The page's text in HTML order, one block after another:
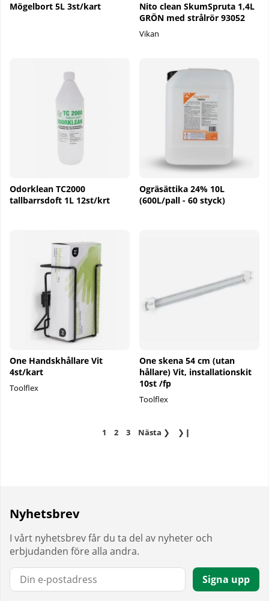
Mögelbort 5L 3st/kart
Nito clean SkumSpruta 1,4L
GRÖN med strålrör 93052
Vikan
Odorklean TC2000
tallbarrsdoft 1L 12st/krt
Ogräsättika 24% 10L
(600L/pall - 60 styck)
One Handskhållare Vit
4st/kart
Toolflex
One skena 54 cm (utan
hållare) Vit, installationskit
10st /fp
Toolflex
1 2 3 Nästa ❯ ❯❙
Nyhetsbrev
I vårt nyhetsbrev får du ta del av nyheter och
erbjudanden före alla andra.
E-post:
Signa upp